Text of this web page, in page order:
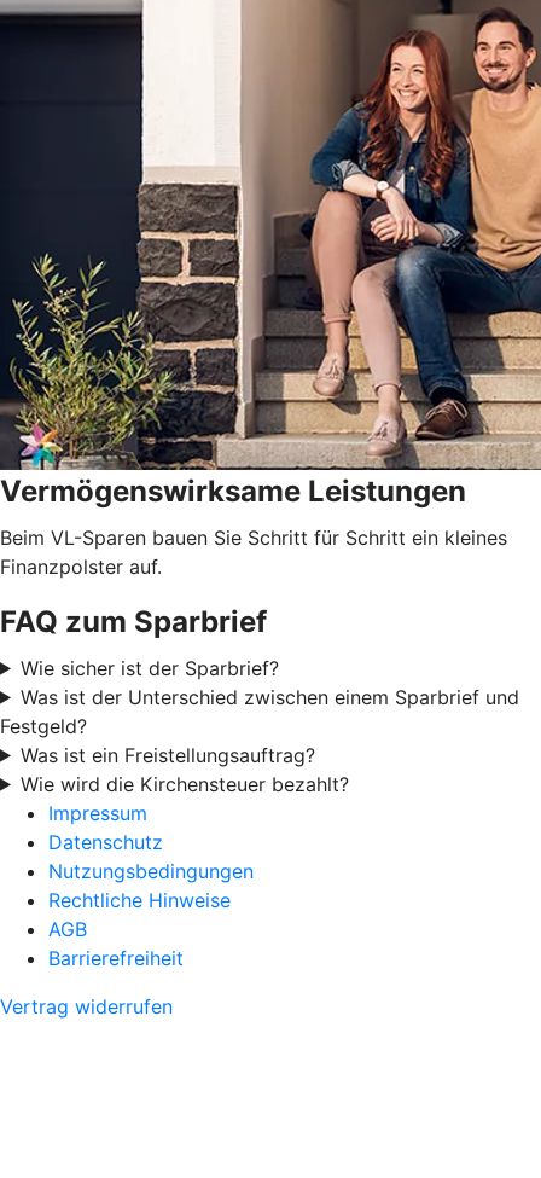
Vermögenswirksame Leistungen
Beim VL-Sparen bauen Sie Schritt für Schritt ein kleines
Finanzpolster auf.
FAQ zum Sparbrief
Wie sicher ist der Sparbrief?
Was ist der Unterschied zwischen einem Sparbrief und
Festgeld?
Was ist ein Freistellungsauftrag?
Wie wird die Kirchensteuer bezahlt?
Impressum
Datenschutz
Nutzungsbedingungen
Rechtliche Hinweise
AGB
Barrierefreiheit
Vertrag widerrufen